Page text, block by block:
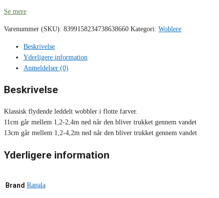
Se mere
Varenummer (SKU): 8399158234738638660 Kategori: Woblere
Beskrivelse
Yderligere information
Anmeldelser (0)
Beskrivelse
Klassisk flydende leddelt wobbler i flotte farver.
11cm går mellem 1,2-2,4m ned når den bliver trukket gennem vandet
13cm går mellem 1,2-4,2m ned når den bliver trukket gennem vandet
Yderligere information
Brand Rapala